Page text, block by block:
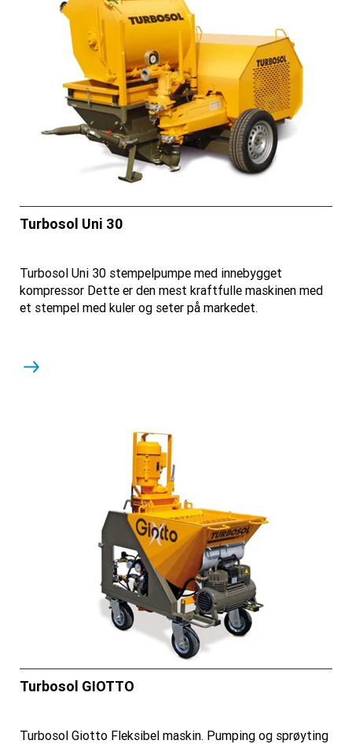
Turbosol Uni 30
Turbosol Uni 30 stempelpumpe med innebygget
kompressor Dette er den mest kraftfulle maskinen med
et stempel med kuler og seter på markedet.
Turbosol GIOTTO
Turbosol Giotto Fleksibel maskin. Pumping og sprøyting